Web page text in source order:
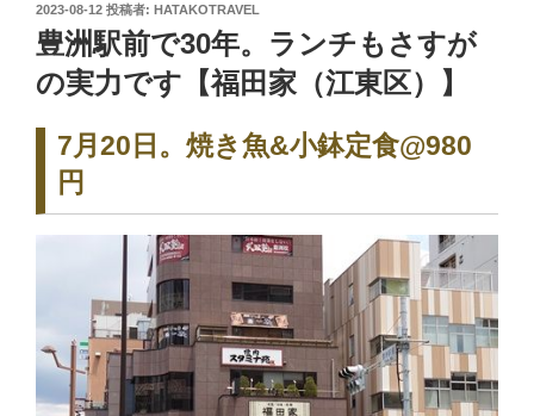
投
稿
日:
2023-08-12 投稿者: HATAKOTRAVEL
豊洲駅前で30年。ランチもさすが
の実力です【福田家（江東区）】
7月20日。焼き魚&小鉢定食@980
円